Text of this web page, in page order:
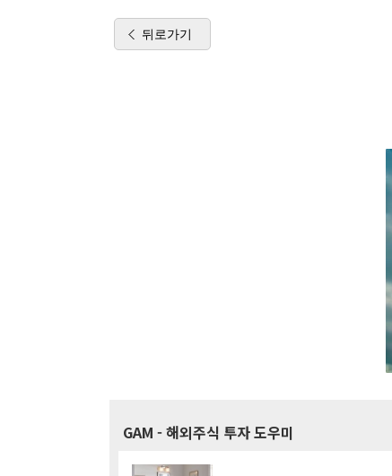
뒤로가기
GAM - 해외주식 투자 도우미